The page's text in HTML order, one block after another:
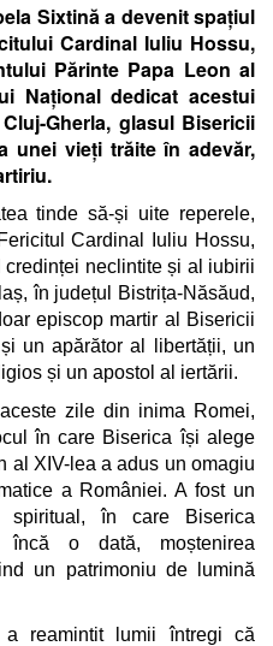
Sixtină a devenit spațiul
Cardinal Iuliu Hossu,
Părinte Papa Leon al
Național dedicat acestui
Gherla, glasul Bisericii
unei vieți trăite în adevăr,
tinde să-și uite reperele,
Cardinal Iuliu Hossu,
neclintite și al iubirii
în județul Bistrița-Năsăud,
episcop martir al Bisericii
un apărător al libertății, un
și un apostol al iertării.
zile din inima Romei,
în care Biserica își alege
al XIV-lea a adus un omagiu
a României. A fost un
spiritual, în care Biserica
încă o dată, moștenirea
un patrimoniu de lumină
a reamintit lumii întregi că